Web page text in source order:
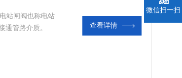
站闸阀也称电站
通管路介质。
查看详情
微信扫一扫